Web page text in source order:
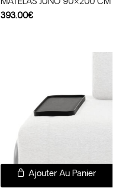
MATELAS JUNO 90×200 CM
393.00€
Ajouter Au Panier